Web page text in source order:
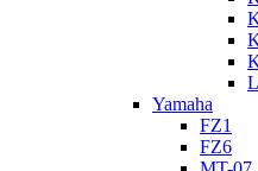
Yamaha
FZ1
FZ6